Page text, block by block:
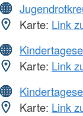
Karte: Link
Karte: Link
Karte: Link